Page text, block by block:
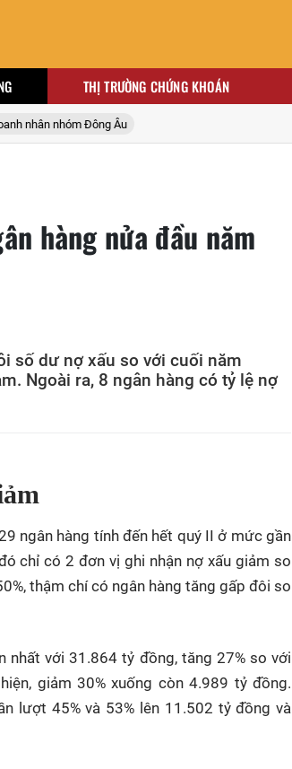
THỊ TRƯỜNG CHỨNG KHOÁN
nhân nhóm Đông Âu
hàng nửa đầu năm
số dư nợ xấu so với cuối năm
Ngoài ra, 8 ngân hàng có tỷ lệ nợ
ngân hàng tính đến hết quý II ở mức gần
chỉ có 2 đơn vị ghi nhận nợ xấu giảm so
thậm chí có ngân hàng tăng gấp đôi so
nhất với 31.864 tỷ đồng, tăng 27% so với
giảm 30% xuống còn 4.989 tỷ đồng.
lượt 45% và 53% lên 11.502 tỷ đồng và